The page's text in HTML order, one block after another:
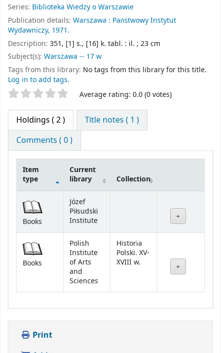
Series: Biblioteka Wiedzy o Warszawie
Publication details: Warszawa : Państwowy Instytut
Wydawniczy, 1971.
Description: 351, [1] s., [16] k. tabl. : il. ; 23 cm
Subject(s): Warszawa -- 17 w
Tags from this library: No tags from this library for this title.
Log in to add tags.
Star ratings Average rating: 0.0 (0 votes)
Holdings ( 2 )
Title notes ( 1 )
Comments ( 0 )
Item
type
Current
library
Collection
Books
Józef
Piłsudski
Institute
Books
Polish
Institute
of Arts
and
Sciences
Historia
Polski. XV-
XVIII w.
Print